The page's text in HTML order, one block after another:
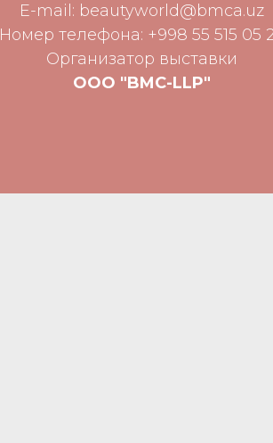
E-mail: beautyworld@bmca.uz
Номер телефона: +998 55 515 05
Организатор выставки
ООО "BMC-LLP"